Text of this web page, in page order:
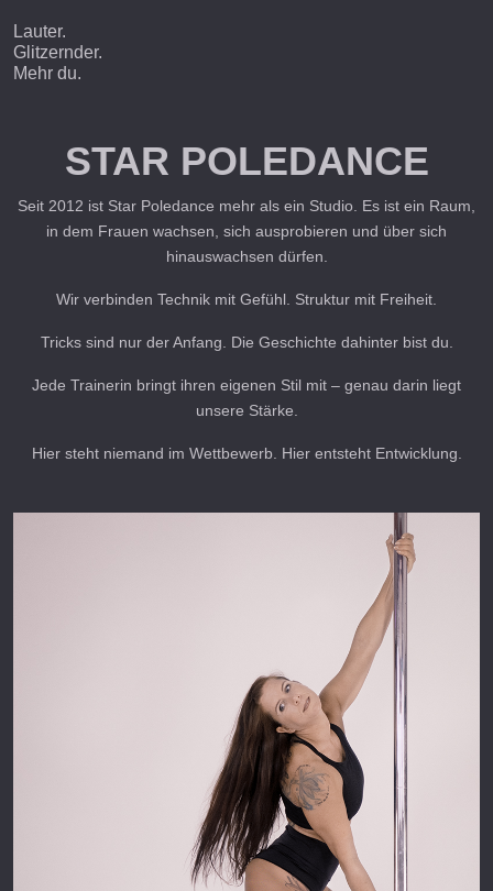
Lauter.
Glitzernder.
Mehr du.
STAR POLEDANCE
Seit 2012 ist Star Poledance mehr als ein Studio. Es ist ein Raum,
in dem Frauen wachsen, sich ausprobieren und über sich
hinauswachsen dürfen.
Wir verbinden Technik mit Gefühl. Struktur mit Freiheit.
Tricks sind nur der Anfang. Die Geschichte dahinter bist du.
Jede Trainerin bringt ihren eigenen Stil mit – genau darin liegt
unsere Stärke.
Hier steht niemand im Wettbewerb. Hier entsteht Entwicklung.